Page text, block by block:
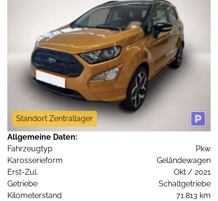
Standort Zentrallager
Allgemeine Daten:
Fahrzeugtyp
Pkw
Karosserieform
Geländewagen
Erst-Zul.
Okt / 2021
Getriebe
Schaltgetriebe
Kilometerstand
71.813 km